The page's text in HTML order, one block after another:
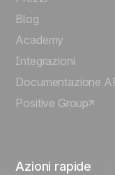
Français
Español
Português
Deutsch
Blog
Academy
Integrazioni
Documentazione
Positive Group
Azioni rapide